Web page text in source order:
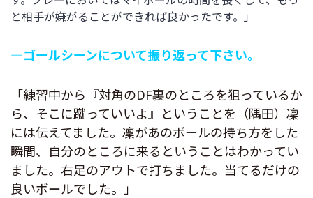
と相手が嫌がることができれば良かったです。」
―ゴールシーンについて振り返って下さい。
「練習中から『対角のDF裏のところを狙っているか
ら、そこに蹴っていいよ』ということを（隅田）凜
には伝えてました。凜があのボールの持ち方をした
瞬間、自分のところに来るということはわかってい
ました。右足のアウトで打ちました。当てるだけの
良いボールでした。」